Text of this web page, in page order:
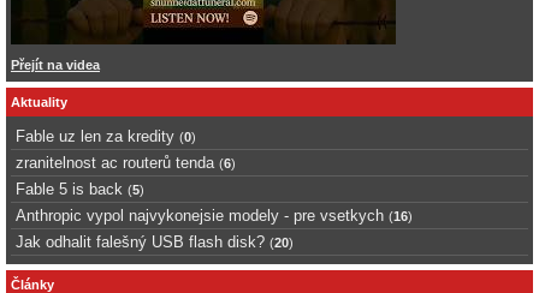
Přejít na videa
Aktuality
Fable uz len za kredity (0)
zranitelnost ac routerů tenda (6)
Fable 5 is back (5)
Anthropic vypol najvykonejsie modely - pre vsetkych (16)
Jak odhalit falešný USB flash disk? (20)
Články